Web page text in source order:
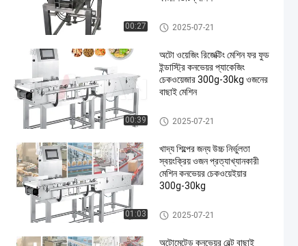
00:27 কনভেয়র ওজন পরীক্ষক
2025-07-21
00:39
অটো ওয়েজিং রিজেক্টিং মেশিন ফর ফুড
ইন্ডাস্ট্রি কনভেয়র প্যাকেজিং
চেকওয়েজার 300g-30kg ওজনের
বাছাই মেশিন
কনভেয়র ওজন পরীক্ষক
2025-07-21
01:03
খাদ্য শিল্পের জন্য উচ্চ নির্ভুলতা
স্বয়ংক্রিয় ওজন প্রত্যাখ্যানকারী
মেশিন কনভেয়র চেকওয়েইয়ার
300g-30kg
কনভেয়র ওজন পরীক্ষক
2025-07-21
অটোমেটেড কনভেয়র বেল্ট বাছাই